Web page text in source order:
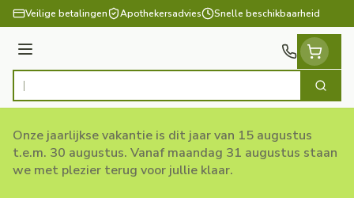
Ga naar de inhoud
Veilige betalingen Apothekersadvies Snelle beschikbaarheid
Menu
Product, merk, categorie... Zoek
Onze jaarlijkse vakantie is dit jaar van 15 augustus
t.e.m. 30 augustus. Vanaf maandag 31 augustus staan
we met plezier terug voor jullie klaar.